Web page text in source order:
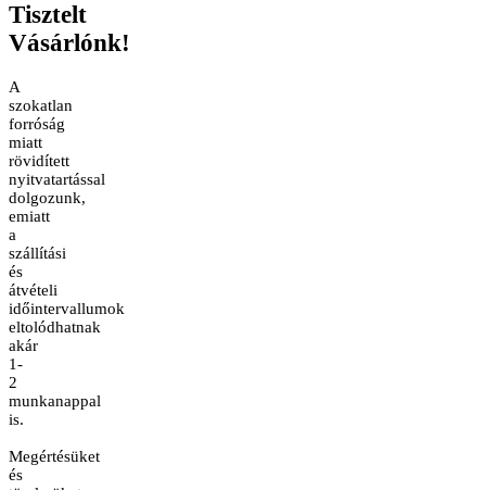
Tisztelt
Vásárlónk!
A
szokatlan
forróság
miatt
rövidített
nyitvatartással
dolgozunk,
emiatt
a
szállítási
és
átvételi
időintervallumok
eltolódhatnak
akár
1-
2
munkanappal
is.
Megértésüket
és